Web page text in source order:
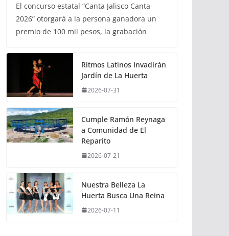
El concurso estatal “Canta Jalisco Canta
2026” otorgará a la persona ganadora un
premio de 100 mil pesos, la grabación
Ritmos Latinos Invadirán
Jardín de La Huerta
2026-07-31
Cumple Ramón Reynaga
a Comunidad de El
Reparito
2026-07-21
Nuestra Belleza La
Huerta Busca Una Reina
2026-07-11